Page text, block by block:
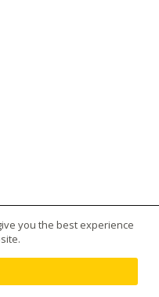
利士|威而鋼|日本藤
you the best experience